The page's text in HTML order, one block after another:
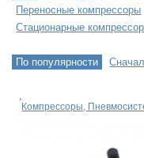
Переносные компрессоры
Стационарные
По популярности
Компрессоры,